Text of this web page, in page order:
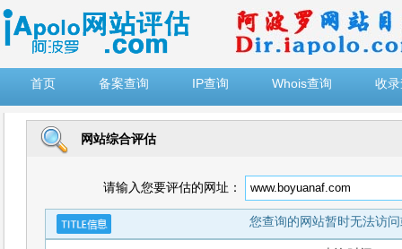
首页
备案查询 IP查询 Whois查询 收
网站综合评估
请输入您要评估的网址：
您查询的网站暂时无法访